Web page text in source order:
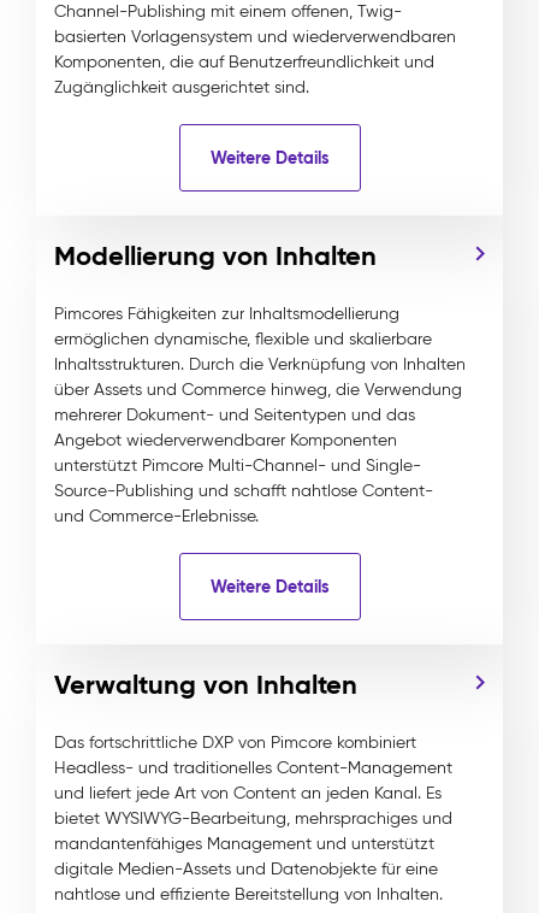
Channel-Publishing mit einem offenen, Twig-
basierten Vorlagensystem und wiederverwendbaren
Komponenten, die auf Benutzerfreundlichkeit und
Zugänglichkeit ausgerichtet sind.
Weitere Details
Modellierung von Inhalten
Pimcores Fähigkeiten zur Inhaltsmodellierung
ermöglichen dynamische, flexible und skalierbare
Inhaltsstrukturen. Durch die Verknüpfung von Inhalten
über Assets und Commerce hinweg, die Verwendung
mehrerer Dokument- und Seitentypen und das
Angebot wiederverwendbarer Komponenten
unterstützt Pimcore Multi-Channel- und Single-
Source-Publishing und schafft nahtlose Content-
und Commerce-Erlebnisse.
Weitere Details
Verwaltung von Inhalten
Das fortschrittliche DXP von Pimcore kombiniert
Headless- und traditionelles Content-Management
und liefert jede Art von Content an jeden Kanal. Es
bietet WYSIWYG-Bearbeitung, mehrsprachiges und
mandantenfähiges Management und unterstützt
digitale Medien-Assets und Datenobjekte für eine
nahtlose und effiziente Bereitstellung von Inhalten.